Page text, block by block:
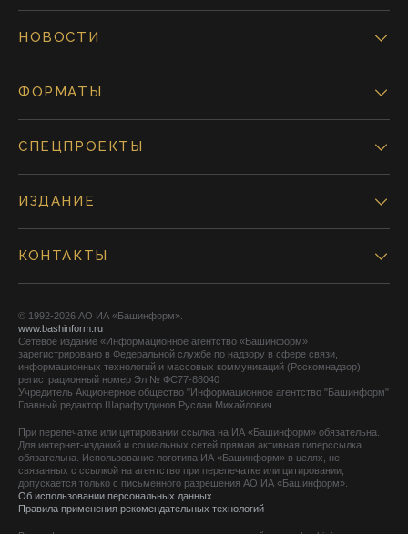
НОВОСТИ
ФОРМАТЫ
СПЕЦПРОЕКТЫ
ИЗДАНИЕ
КОНТАКТЫ
© 1992-2026 АО ИА «Башинформ».
www.bashinform.ru
Сетевое издание «Информационное агентство «Башинформ»
зарегистрировано в Федеральной службе по надзору в сфере связи,
информационных технологий и массовых коммуникаций (Роскомнадзор),
регистрационный номер Эл № ФС77-88040
Учредитель Акционерное общество "Информационное агентство "Башинформ"
Главный редактор Шарафутдинов Руслан Михайлович
При перепечатке или цитировании ссылка на ИА «Башинформ» обязательна.
Для интернет-изданий и социальных сетей прямая активная гиперссылка
обязательна. Использование логотипа ИА «Башинформ» в целях, не
связанных с ссылкой на агентство при перепечатке или цитировании,
допускается только с письменного разрешения АО ИА «Башинформ».
Об использовании персональных данных
Правила применения рекомендательных технологий